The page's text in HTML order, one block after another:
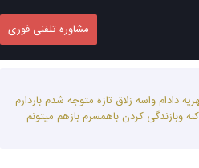
مشاوره تلفنی فوری
دادام واسه زلاق تازه متوجه شدم باردارم
وبازندگی کردن باهمسرم بازهم میتونم